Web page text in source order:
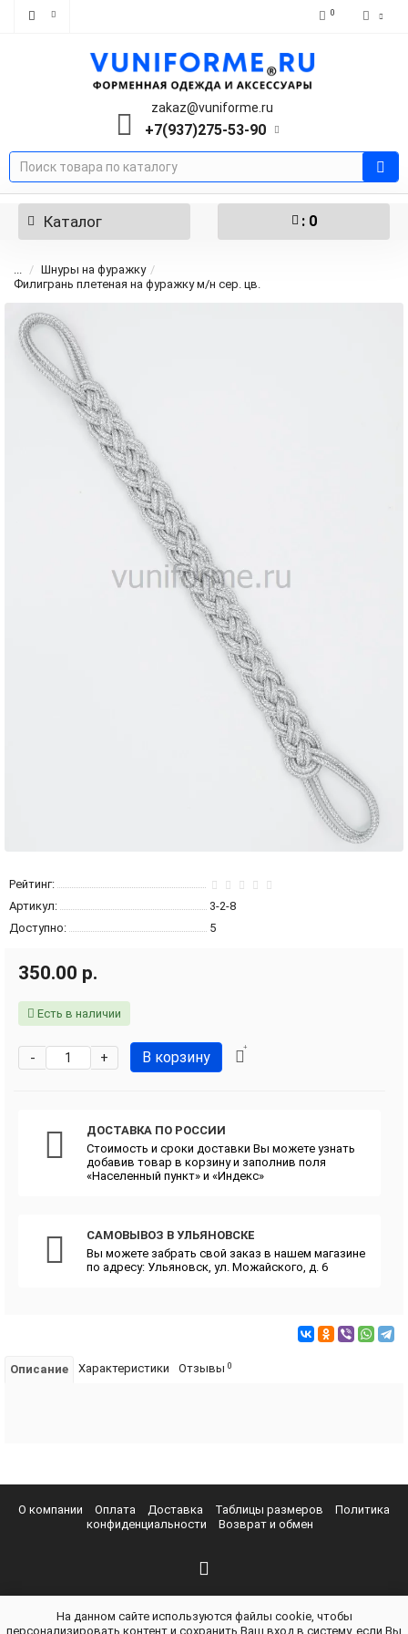
0
zakaz@vuniforme.ru
+7(937)275-53-90
Каталог : 0
...
Шнуры на фуражку
Филигрань плетеная на фуражку м/н сер. цв.
Рейтинг:
Артикул:
3-2-8
Доступно:
5
350.00 р.
Есть в наличии
+
- В корзину
ДОСТАВКА ПО РОССИИ
Стоимость и сроки доставки Вы можете узнать
добавив товар в корзину и заполнив поля
«Населенный пункт» и «Индекс»
САМОВЫВОЗ В УЛЬЯНОВСКЕ
Вы можете забрать свой заказ в нашем магазине
по адресу: Ульяновск, ул. Можайского, д. 6
Описание Характеристики Отзывы 0
О компании Оплата Доставка Таблицы размеров
Политика
конфиденциальности
Возврат и обмен
На данном сайте используются файлы cookie, чтобы
персонализировать контент и сохранить Ваш вход в систему, если Вы